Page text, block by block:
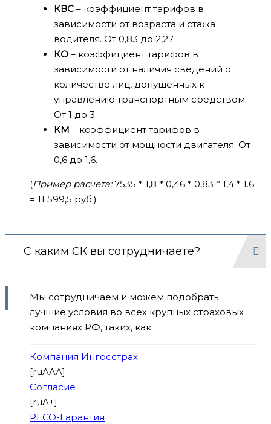
КВС – коэффициент тарифов в
зависимости от возраста и стажа
водителя. От 0,83 до 2,27.
КО – коэффициент тарифов в
зависимости от наличия сведений о
количестве лиц, допущенных к
управлению транспортным средством.
От 1 до 3.
КМ – коэффициент тарифов в
зависимости от мощности двигателя. От
0,6 до 1,6.
(Пример расчета:7535 * 1,8 * 0,46 * 0,83 * 1,4 * 1.6
= 11 599,5 руб.)
С каким СК вы сотрудничаете?
Мы сотрудничаем и можем подобрать
лучшие условия во всех крупных страховых
компаниях РФ, таких, как:
Компания Ингосстрах
[ruAAA]
Согласие
[ruA+]
РЕСО-Гарантия